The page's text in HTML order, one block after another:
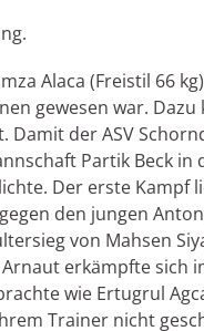
Alaca (Freistil 66
gewesen war.
der ASV
Partik Beck
Der erste Kampf
den jungen
von Mahsen
erkämpfte sich
wie Ertugrul
Trainer nicht